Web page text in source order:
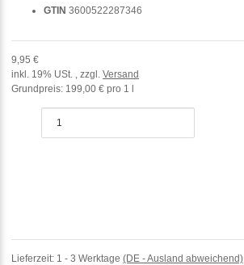
GTIN 3600522287346
9,95 €
inkl. 19% USt. , zzgl. Versand
Grundpreis: 199,00 € pro 1 l
Lieferzeit: 1 - 3 Werktage (DE - Ausland abweichend)